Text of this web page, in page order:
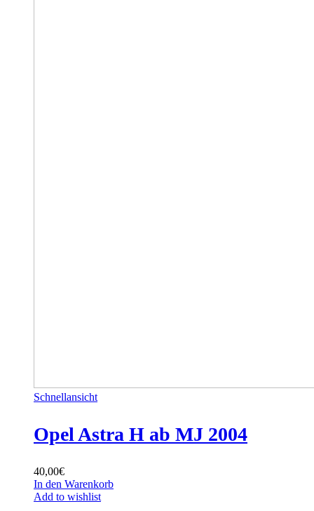
Schnellansicht
Opel Astra H ab MJ 2004
40,00€
In den Warenkorb
Add to wishlist